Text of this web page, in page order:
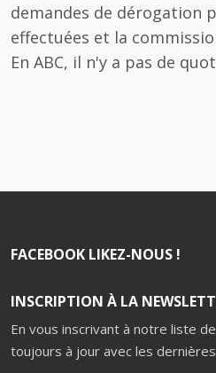
demandes de dérogation
effectuées et la
En ABC, il n'y a pas de
FACEBOOK LIKEZ-NOUS !
INSCRIPTION À LA
En vous inscrivant à notre liste
toujours à jour avec les